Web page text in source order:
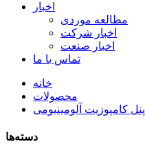
اخبار
مطالعه موردی
اخبار شرکت
اخبار صنعت
تماس با ما
خانه
محصولات
پنل کامپوزیت آلومینیومی
دسته‌ها